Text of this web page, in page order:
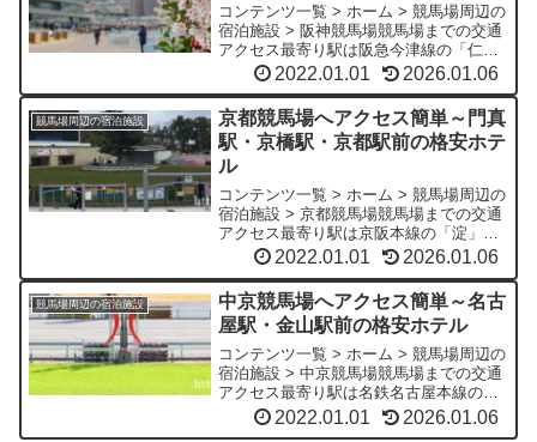
コンテンツ一覧 > ホーム > 競馬場周辺の
宿泊施設 > 阪神競馬場競馬場までの交通
アクセス最寄り駅は阪急今津線の「仁
川」駅で改札からは専用通路を利用して
徒歩5分の場所にあります。▼主要ターミ
ナルからのアクセス阪急「西宮北口」か
らは「仁川」...
2022.01.01 2026.01.06
競馬場周辺の宿泊施設
京都競馬場へアクセス簡単～門真
駅・京橋駅・京都駅前の格安ホテ
ル
コンテンツ一覧 > ホーム > 競馬場周辺の
宿泊施設 > 京都競馬場競馬場までの交通
アクセス最寄り駅は京阪本線の「淀」駅
で改札からは連絡歩道橋を利用して徒歩2
からのアクセス京阪および近鉄「丹波
橋」からは「...
2022.01.01 2026.01.06
競馬場周辺の宿泊施設
中京競馬場へアクセス簡単～名古
屋駅・金山駅前の格安ホテル
コンテンツ一覧 > ホーム > 競馬場周辺の
宿泊施設 > 中京競馬場競馬場までの交通
アクセス最寄り駅は名鉄名古屋本線の
「中京競馬場前」駅で改札から徒歩10分
ほどの場所にあります。▼主要ターミナ
2022.01.01 2026.01.06